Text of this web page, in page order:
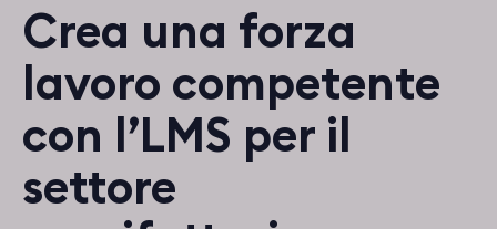
Prezzi
Azienda
Сlienti
Crea una forza
lavoro competente
con l’LMS per il
settore